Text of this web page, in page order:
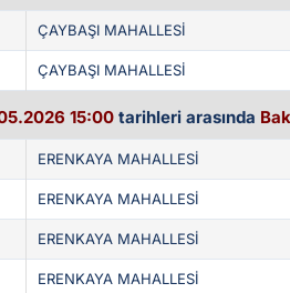
ÇAYBAŞI MAHALLESİ
ÇAYBAŞI MAHALLESİ
15:00 tarihleri arasında
ERENKAYA MAHALLESİ
ERENKAYA MAHALLESİ
ERENKAYA MAHALLESİ
ERENKAYA MAHALLESİ